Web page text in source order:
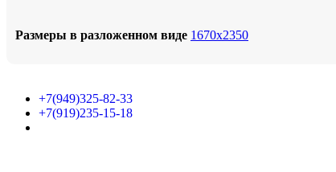
Размеры в разложенном виде 1670х2350
+7(949)325-82-33
+7(919)235-15-18